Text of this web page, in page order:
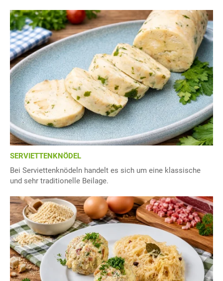
SERVIETTENKNÖDEL
Bei Serviettenknödeln handelt es sich um eine klassische
und sehr traditionelle Beilage.